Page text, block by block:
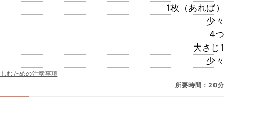
1枚（あれば）
少々
4つ
大さじ1
少々
むための注意事項
所要時間：20分